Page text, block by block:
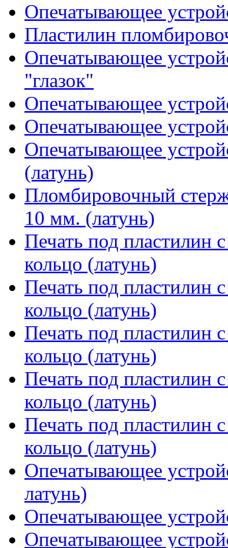
Опечатывающее
Пластилин
Опечатывающее
"глазок"
Опечатывающее
Опечатывающее
Опечатывающее
(латунь)
Пломбировочный
10 мм. (латунь)
Печать под пластилин
кольцо (латунь)
Печать под пластилин
кольцо (латунь)
Печать под пластилин
кольцо (латунь)
Печать под пластилин
кольцо (латунь)
Печать под пластилин
кольцо (латунь)
Опечатывающее
латунь)
Опечатывающее
Опечатывающее